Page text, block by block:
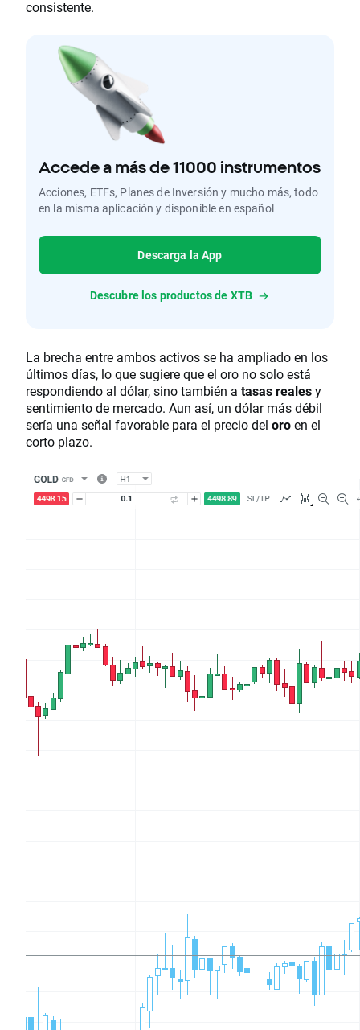
consistente.
Accede a más de 11000 instrumentos
Acciones, ETFs, Planes de Inversión y mucho más, todo
en la misma aplicación y disponible en español
Descarga la App
Descubre los productos de XTB
La brecha entre ambos activos se ha ampliado en los
últimos días, lo que sugiere que el oro no solo está
respondiendo al dólar, sino también a tasas realesy
sentimiento de mercado. Aun así, un dólar más débil
sería una señal favorable para el precio del oroen el
corto plazo.